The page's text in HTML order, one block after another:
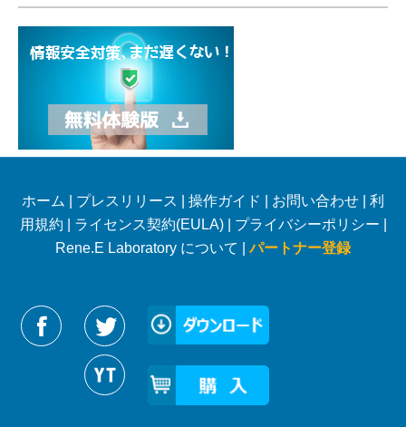
ホーム プレスリリース 操作ガイド お問い合わせ
利
用規約
ライセンス契約(EULA)| プライバシーポリシー
Rene.E Laboratory について |パートナー登録
Reneelabをフォローする